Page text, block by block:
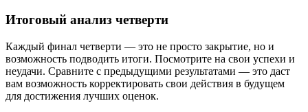
Итоговый анализ четверти
Каждый финал четверти — это не просто закрытие, но и
возможность подводить итоги. Посмотрите на свои успехи и
неудачи. Сравните с предыдущими результатами — это даст
вам возможность корректировать свои действия в будущем
для достижения лучших оценок.